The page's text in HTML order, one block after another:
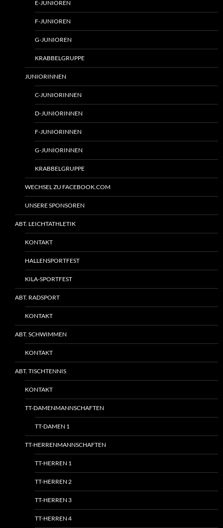
E-JUNIOREN
F-JUNIOREN
G-JUNIOREN
KRABBELGRUPPE
JUNIORINNEN
C-JUNIORINNEN
D-JUNIORINNEN
F-JUNIORINNEN
G-JUNIORINNEN
KRABBELGRUPPE
WECHSEL ZU FACEBOOK.COM
UNSERE SPONSOREN
ABT. LEICHTATHLETIK
KONTAKT
HALLENSPORTFEST
KILA-SPORTFEST
ABT. RADSPORT
KONTAKT
ABT. SCHWIMMEN
KONTAKT
ABT. TISCHTENNIS
KONTAKT
TT-DAMENMANNSCHAFTEN
TT-DAMEN 1
TT-HERRENMANNSCHAFTEN
TT-HERREN 1
TT-HERREN 2
TT-HERREN 3
TT-HERREN 4